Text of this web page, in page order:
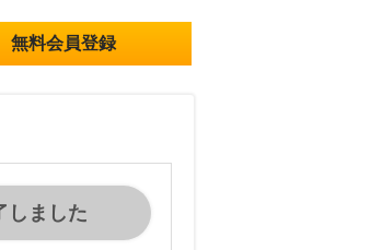
無料会員登録
しました